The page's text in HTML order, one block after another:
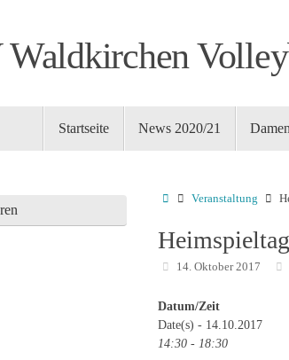
Startseite News 2020/21 Damen
Startseite
Veranstaltung
14. Oktober 2017
Datum/Zeit
Date(s) - 14.10.2017
14:30 - 18:30